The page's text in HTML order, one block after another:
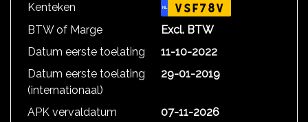
Kenteken NL VSF78V
BTW of Marge
Excl. BTW
Datum eerste toelating
11-10-2022
Datum eerste toelating
(internationaal)
29-01-2019
APK vervaldatum
07-11-2026